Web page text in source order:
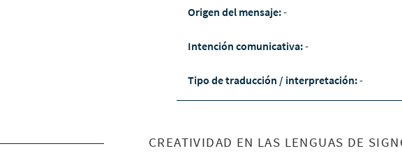
Origen del mensaje:-
Intención comunicativa:-
Tipo de traducción / interpretación:-
CREATIVIDAD EN LAS LENGUAS DE